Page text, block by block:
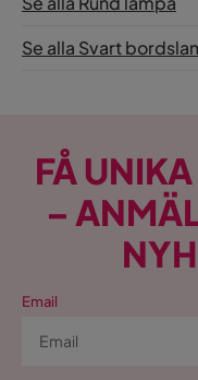
Se alla Svart
FÅ
–
Email